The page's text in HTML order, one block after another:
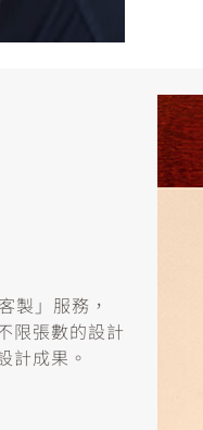
製」服務，
限張數的設計
計成果。